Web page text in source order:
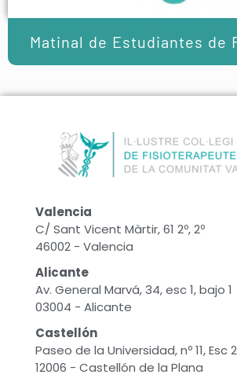
Matinal de Estudiantes de
Valencia
C/ Sant Vicent Màrtir, 61 2º, 2º
46002 - Valencia
Alicante
Av. General Marvá, 34, esc 1, bajo 1
03004 - Alicante
Castellón
Paseo de la Universidad, nº 11, Esc
12006 - Castellón de la Plana